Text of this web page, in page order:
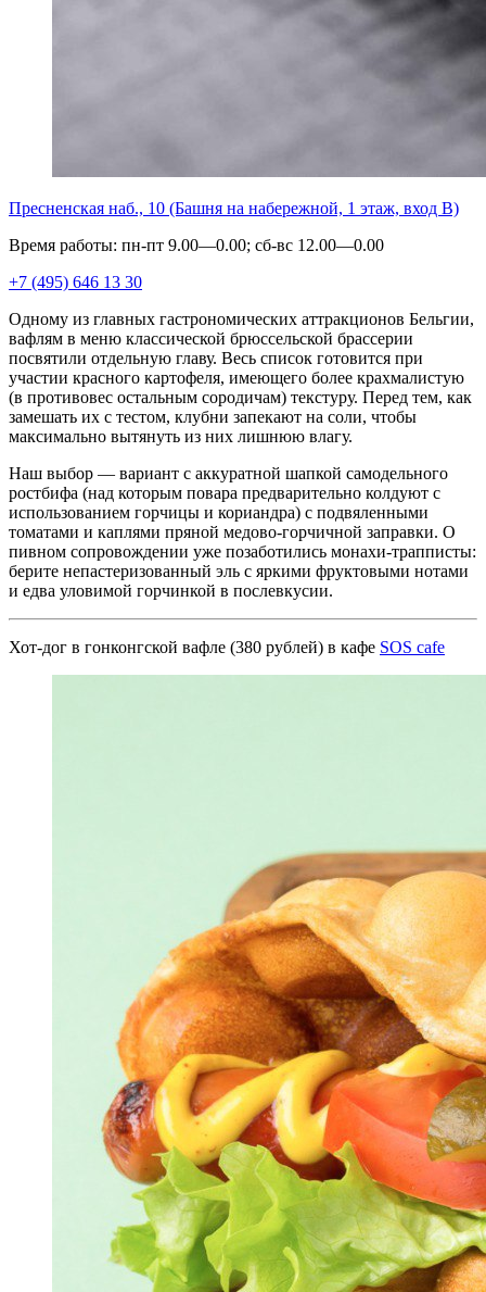
Пресненская наб., 10 (Башня на набережной, 1 этаж, вход В)
Время работы: пн-пт 9.00—0.00; сб-вс 12.00—0.00
+7 (495) 646 13 30
Одному из главных гастрономических аттракционов Бельгии,
вафлям в меню классической брюссельской брассерии
посвятили отдельную главу. Весь список готовится при
участии красного картофеля, имеющего более крахмалистую
(в противовес остальным сородичам) текстуру. Перед тем, как
замешать их с тестом, клубни запекают на соли, чтобы
максимально вытянуть из них лишнюю влагу.
Наш выбор — вариант с аккуратной шапкой самодельного
ростбифа (над которым повара предварительно колдуют с
использованием горчицы и кориандра) с подвяленными
томатами и каплями пряной медово-горчичной заправки. О
пивном сопровождении уже позаботились монахи-трапписты:
берите непастеризованный эль с яркими фруктовыми нотами
и едва уловимой горчинкой в послевкусии.
Хот-дог в гонконгской вафле (380 рублей) в кафе SOS саfe